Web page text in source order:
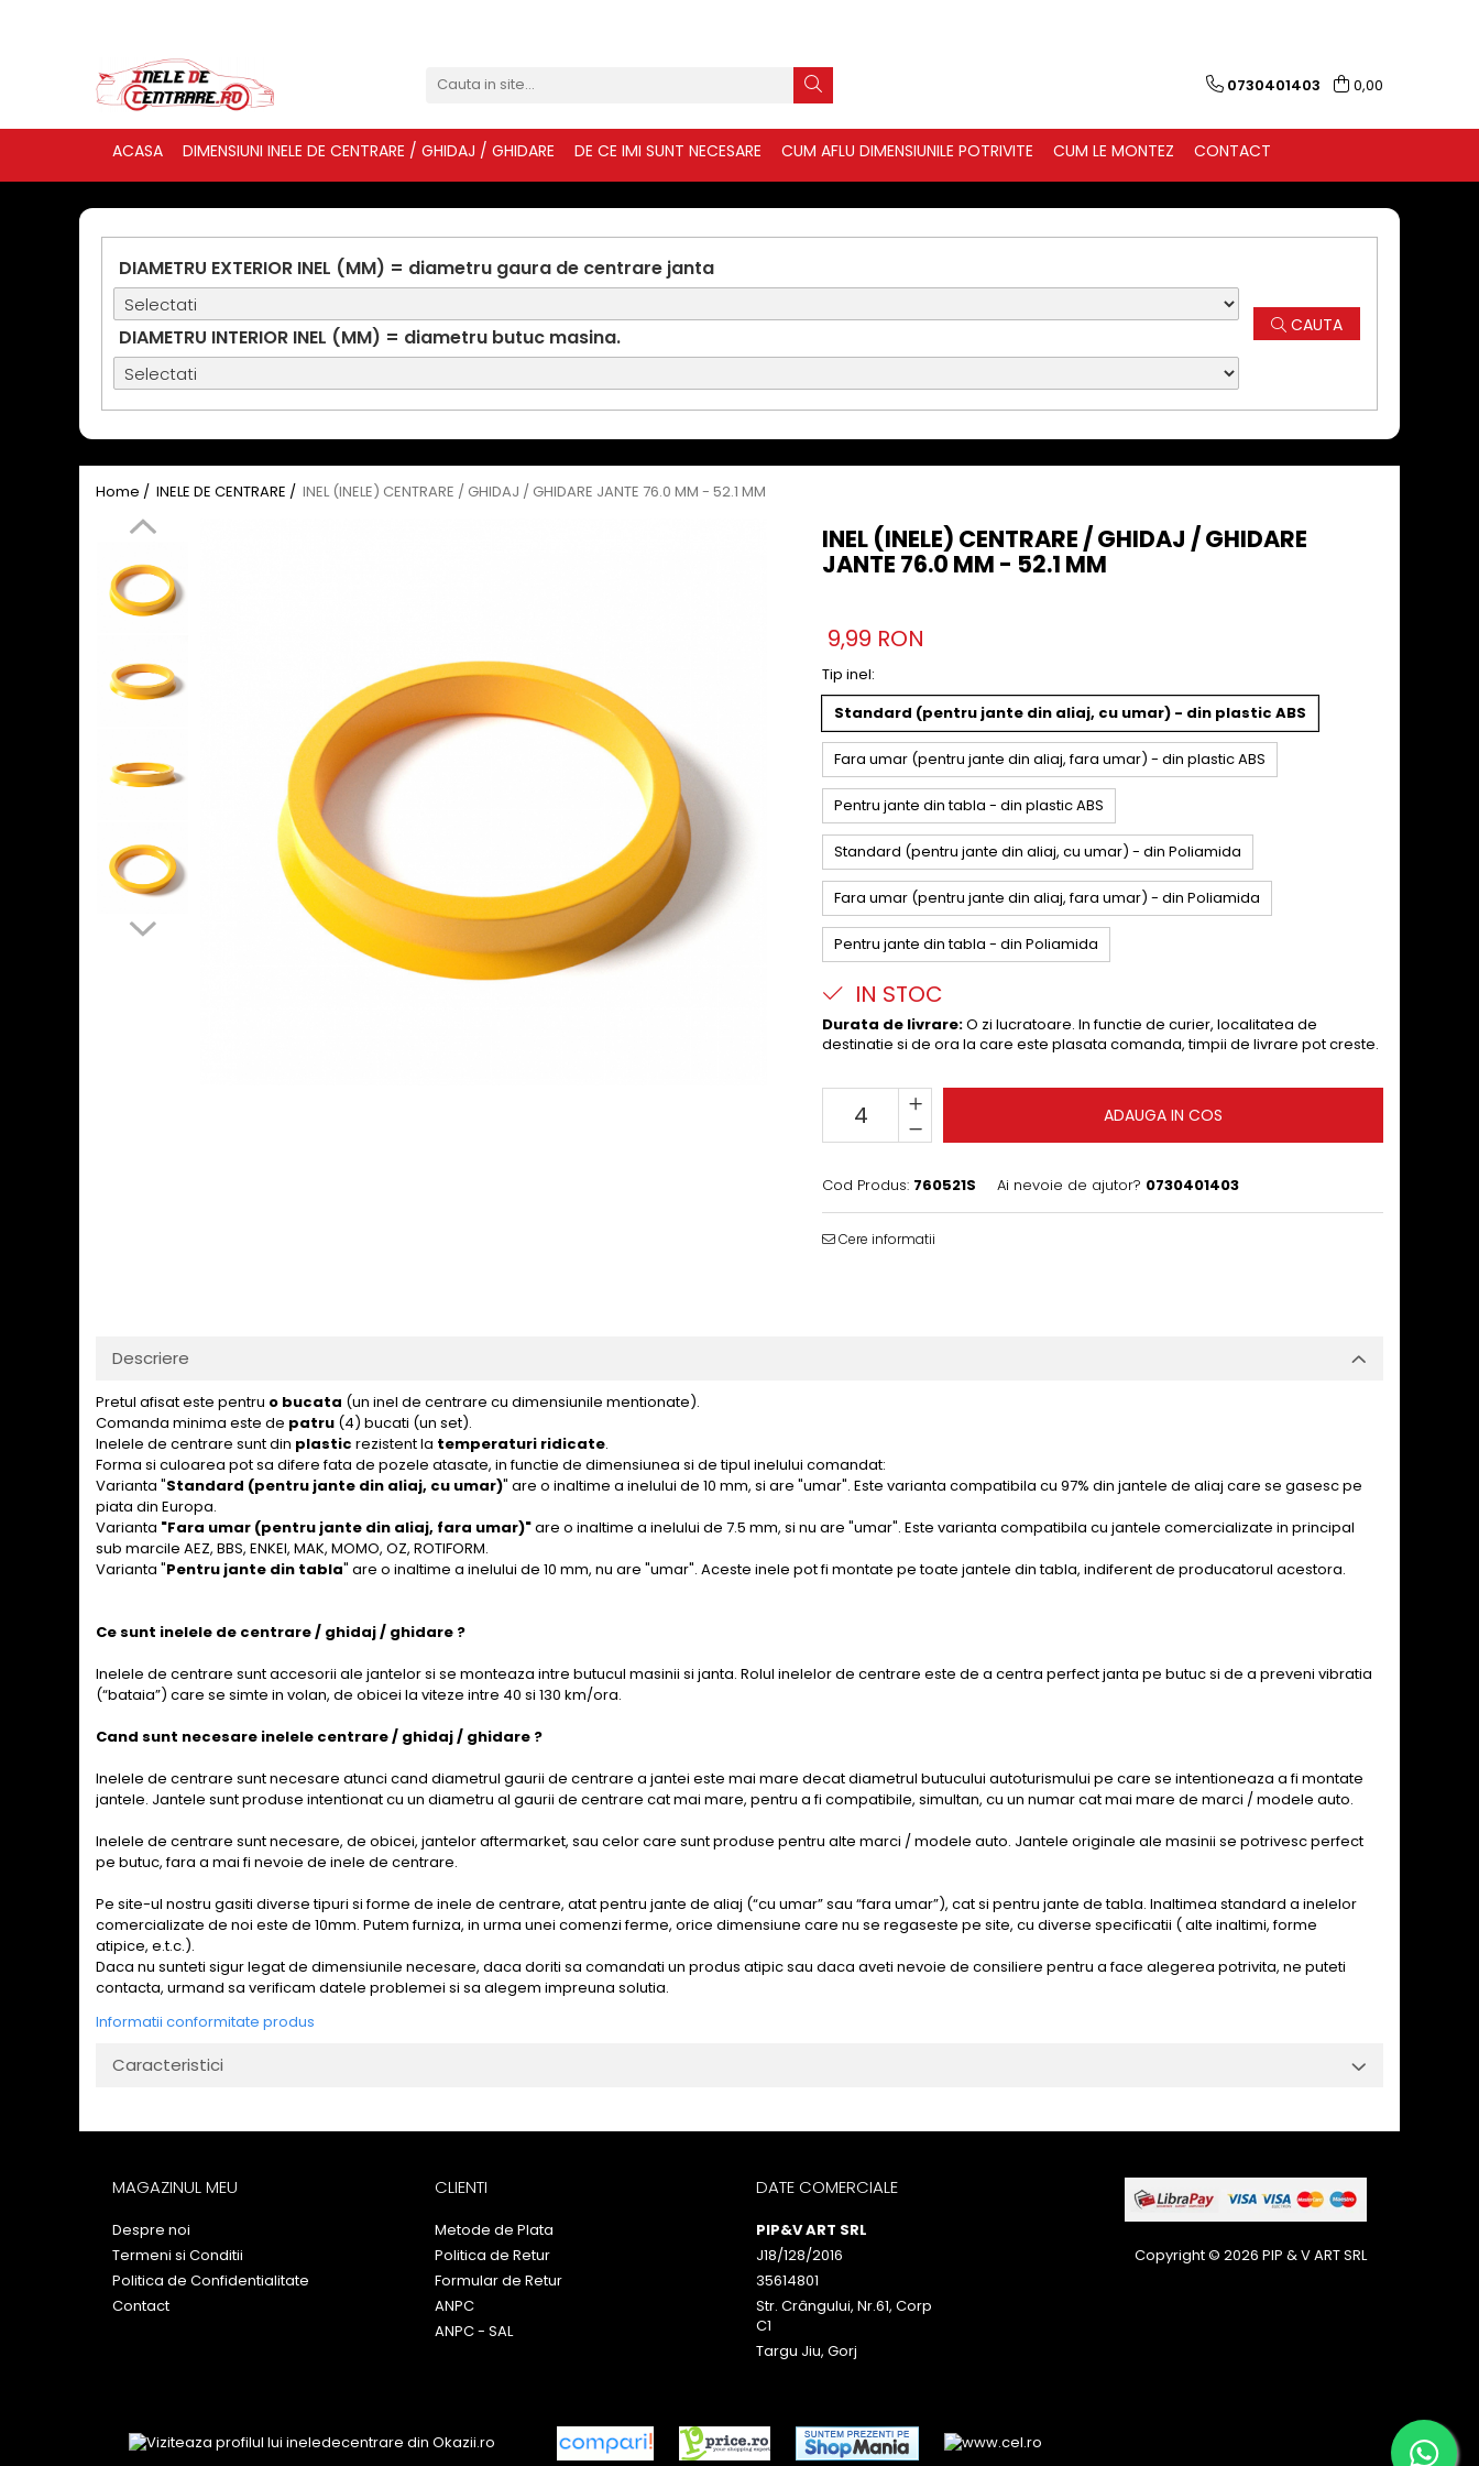
0730401403 0,00
ACASA DIMENSIUNI INELE DE CENTRARE / GHIDAJ / GHIDARE DE CE IMI SUNT NECESARE CUM AFLU DIMENSIUNILE POTRIVITE CUM LE MONTEZ CONTACT
DIAMETRU EXTERIOR INEL (MM) = diametru gaura de centrare janta
DIAMETRU INTERIOR INEL (MM) = diametru butuc masina. CAUTA
Home / INELE DE CENTRARE / INEL (INELE) CENTRARE / GHIDAJ / GHIDARE JANTE 76.0 MM - 52.1 MM
INEL (INELE) CENTRARE / GHIDAJ / GHIDARE
JANTE 76.0 MM - 52.1 MM
9,99 RON
Tip inel:
Standard (pentru jante din aliaj, cu umar) - din plastic ABS
Fara umar (pentru jante din aliaj, fara umar) - din plastic ABS
Pentru jante din tabla - din plastic ABS
Standard (pentru jante din aliaj, cu umar) - din Poliamida
Fara umar (pentru jante din aliaj, fara umar) - din Poliamida
Pentru jante din tabla - din Poliamida
IN STOC
Durata de livrare:O zi lucratoare. In functie de curier, localitatea de
destinatie si de ora la care este plasata comanda, timpii de livrare pot creste.
ADAUGA IN COS
Cod Produs: 760521S Ai nevoie de ajutor? 0730401403
Cere informatii
Descriere
Pretul afisat este pentru o bucata (un inel de centrare cu dimensiunile mentionate).
Comanda minima este de patru (4) bucati (un set).
Inelele de centrare sunt din plastic rezistent la temperaturi ridicate.
Forma si culoarea pot sa difere fata de pozele atasate, in functie de dimensiunea si de tipul inelului comandat:
Varianta "Standard (pentru jante din aliaj, cu umar)" are o inaltime a inelului de 10 mm, si are "umar". Este varianta compatibila cu 97% din jantele de aliaj care se gasesc pe
piata din Europa.
Varianta "Fara umar (pentru jante din aliaj, fara umar)"are o inaltime a inelului de 7.5 mm, si nu are "umar". Este varianta compatibila cu jantele comercializate in principal
sub marcile AEZ, BBS, ENKEI, MAK, MOMO, OZ, ROTIFORM.
Varianta "Pentru jante din tabla" are o inaltime a inelului de 10 mm, nu are "umar". Aceste inele pot fi montate pe toate jantele din tabla, indiferent de producatorul acestora.
Ce sunt inelele de centrare / ghidaj / ghidare ?
Inelele de centrare sunt accesorii ale jantelor si se monteaza intre butucul masinii si janta. Rolul inelelor de centrare este de a centra perfect janta pe butuc si de a preveni vibratia
(“bataia”) care se simte in volan, de obicei la viteze intre 40 si 130 km/ora.
Cand sunt necesare inelele centrare / ghidaj / ghidare ?
Inelele de centrare sunt necesare atunci cand diametrul gaurii de centrare a jantei este mai mare decat diametrul butucului autoturismului pe care se intentioneaza a fi montate
jantele. Jantele sunt produse intentionat cu un diametru al gaurii de centrare cat mai mare, pentru a fi compatibile, simultan, cu un numar cat mai mare de marci / modele auto.
Inelele de centrare sunt necesare, de obicei, jantelor aftermarket, sau celor care sunt produse pentru alte marci / modele auto. Jantele originale ale masinii se potrivesc perfect
pe butuc, fara a mai fi nevoie de inele de centrare.
Pe site-ul nostru gasiti diverse tipuri si forme de inele de centrare, atat pentru jante de aliaj (“cu umar” sau “fara umar”), cat si pentru jante de tabla. Inaltimea standard a inelelor
comercializate de noi este de 10mm. Putem furniza, in urma unei comenzi ferme, orice dimensiune care nu se regaseste pe site, cu diverse specificatii ( alte inaltimi, forme
atipice, e.t.c.).
Daca nu sunteti sigur legat de dimensiunile necesare, daca doriti sa comandati un produs atipic sau daca aveti nevoie de consiliere pentru a face alegerea potrivita, ne puteti
contacta, urmand sa verificam datele problemei si sa alegem impreuna solutia.
Informatii conformitate produs
Caracteristici
MAGAZINUL MEU
Despre noi
Termeni si Conditii
Politica de Confidentialitate
Contact
CLIENTI
Metode de Plata
Politica de Retur
Formular de Retur
ANPC
ANPC - SAL
DATE COMERCIALE
PIP&V ART SRL
J18/128/2016
35614801
Str. Crângului, Nr.61, Corp
C1
Targu Jiu, Gorj
Copyright © 2026 PIP & V ART SRL